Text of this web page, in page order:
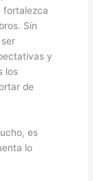
fortalezca
Sin
y
los
de
es
lo